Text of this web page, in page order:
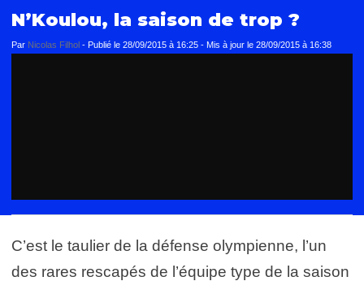
N’Koulou, la saison de trop ?
Par Nicolas Filhol - Publié le 28/09/2015 à 16:25 - Mis à jour le 28/09/2015 à 16:38
C’est le taulier de la défense olympienne, l’un
des rares rescapés de l’équipe type de la saison